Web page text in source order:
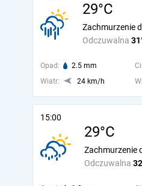
29°C
Odczuwalna
Zachmurzenie
Opad: 2.5 mm
Wiatr:
24 km/h
15:00
29°C
Odczuwalna
Zachmurzenie